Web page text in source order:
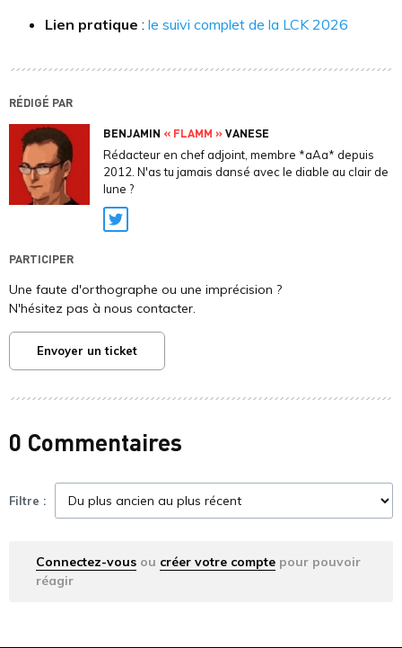
Lien pratique : le suivi complet de la LCK 2026
RÉDIGÉ PAR
BENJAMIN « FLAMM »VANESE
Rédacteur en chef adjoint, membre *aAa* depuis
2012. N'as tu jamais dansé avec le diable au clair de
lune ?
Twitter
PARTICIPER
Une faute d'orthographe ou une imprécision ?
N'hésitez pas à nous contacter.
Envoyer un ticket
0 Commentaires
Filtre :
Connectez-vous ou créer votre compte pour pouvoir
réagir